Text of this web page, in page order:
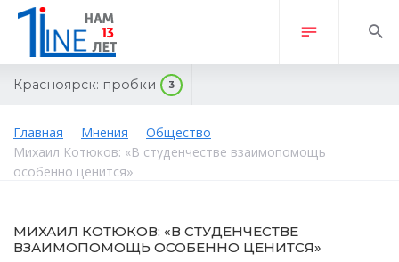
Красноярск: пробки 3
Главная Мнения
Общество
Михаил Котюков: «В студенчестве взаимопомощь
особенно ценится»
МИХАИЛ КОТЮКОВ: «В СТУДЕНЧЕСТВЕ
ВЗАИМОПОМОЩЬ ОСОБЕННО ЦЕНИТСЯ»